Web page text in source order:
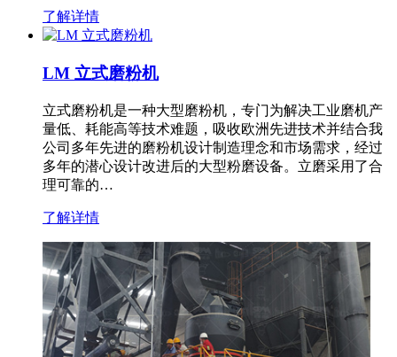
了解详情
LM 立式磨粉机
立式磨粉机是一种大型磨粉机，专门为解决工业磨机产
量低、耗能高等技术难题，吸收欧洲先进技术并结合我
公司多年先进的磨粉机设计制造理念和市场需求，经过
多年的潜心设计改进后的大型粉磨设备。立磨采用了合
理可靠的…
了解详情